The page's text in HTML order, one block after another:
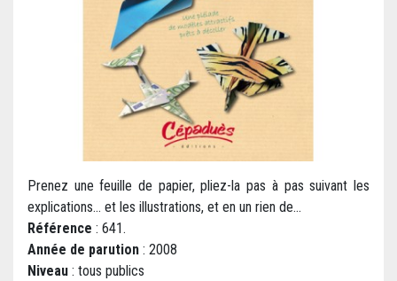
Prenez une feuille de papier, pliez-la pas à pas suivant les
explications... et les illustrations, et en un rien de...
Référence : 641.
Année de parution : 2008
Niveau : tous publics